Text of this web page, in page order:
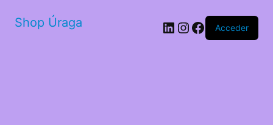
Shop Úraga LinkedIn
Instagram
Facebook
Acceder